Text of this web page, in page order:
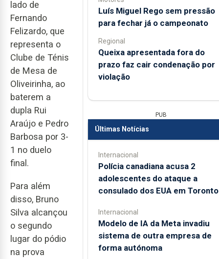
lado de
Fernando
Felizardo, que
representa o
Clube de Ténis
de Mesa de
Oliveirinha, ao
baterem a
dupla Rui
Araújo e Pedro
Barbosa por 3-
1 no duelo
final.
Para além
disso, Bruno
Silva alcançou
o segundo
lugar do pódio
na prova
Luís Miguel Rego sem pressão
para fechar já o campeonato
Regional
Queixa apresentada fora do
prazo faz cair condenação por
violação
PUB
Últimas Notícias
Internacional
Polícia canadiana acusa 2
adolescentes do ataque a
consulado dos EUA em Toronto
Internacional
Modelo de IA da Meta invadiu
sistema de outra empresa de
forma autónoma